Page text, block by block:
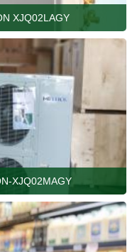
XJQ02LAGY
XJQ02MAGY